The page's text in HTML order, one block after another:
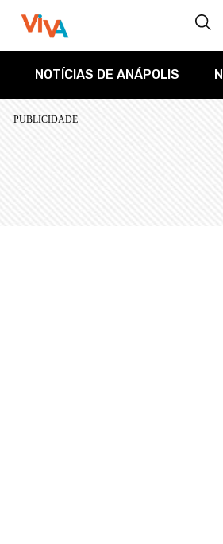
NOTÍCIAS DE ANÁPOLIS